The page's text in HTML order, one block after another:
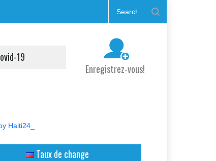
19
Enregistrez-vous!
Haiti24_
Taux de change